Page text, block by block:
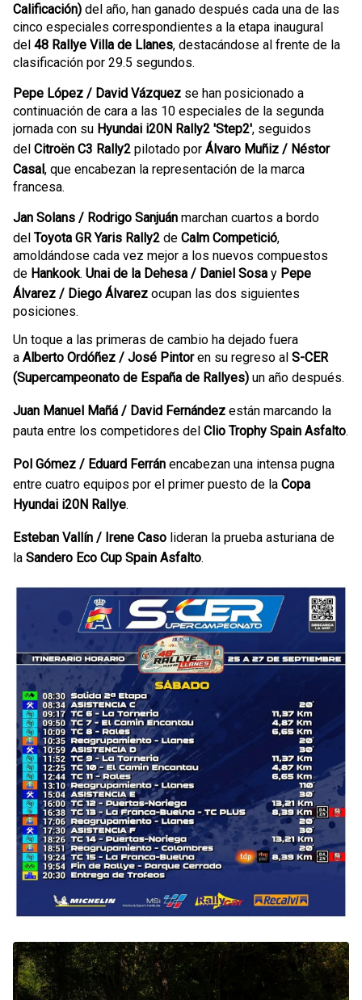
Calificación) del año, han ganado después cada una de las
cinco especiales correspondientes a la etapa inaugural
del 48 Rallye Villa de Llanes, destacándose al frente de la
clasificación por 29.5 segundos.
Pepe López / David Vázquez se han posicionado a
continuación de cara a las 10 especiales de la segunda
jornada con su Hyundai i20N Rally2 'Step2', seguidos
del Citroën C3 Rally2 pilotado por Álvaro Muñiz / Néstor
Casal, que encabezan la representación de la marca
francesa.
Jan Solans / Rodrigo Sanjuán marchan cuartos a bordo
del Toyota GR Yaris Rally2 de Calm Competició,
amoldándose cada vez mejor a los nuevos compuestos
de Hankook. Unai de la Dehesa / Daniel Sosa y Pepe
Álvarez / Diego Álvarez ocupan las dos siguientes
posiciones.
Un toque a las primeras de cambio ha dejado fuera
a Alberto Ordóñez / José Pintoren su regreso al S-CER
(Supercampeonato de España de Rallyes) un año después.
Juan Manuel Mañá / David Fernández están marcando la
pauta entre los competidores del Clio Trophy Spain Asfalto.
Pol Gómez / Eduard Ferrán encabezan una intensa pugna
entre cuatro equipos por el primer puesto de la Copa
Hyundai i20N Rallye.
Esteban Vallín / Irene Caso lideran la prueba asturiana de
la Sandero Eco Cup Spain Asfalto.